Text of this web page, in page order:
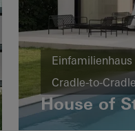
Einfamilienhaus
Cradle-to-Cradle
Design und
House of